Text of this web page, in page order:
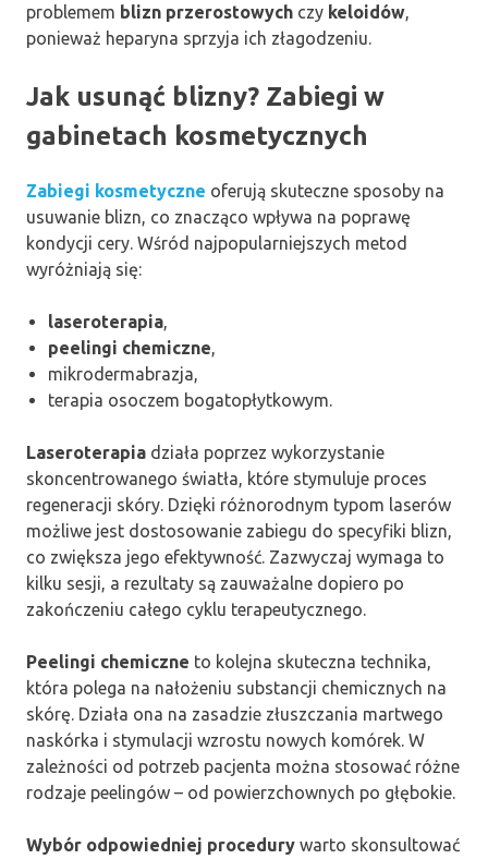
problemem blizn przerostowych czy keloidów,
ponieważ heparyna sprzyja ich złagodzeniu.
Jak usunąć blizny? Zabiegi w
gabinetach kosmetycznych
Zabiegi kosmetyczne oferują skuteczne sposoby na
usuwanie blizn, co znacząco wpływa na poprawę
kondycji cery. Wśród najpopularniejszych metod
wyróżniają się:
laseroterapia,
peelingi chemiczne,
mikrodermabrazja,
terapia osoczem bogatopłytkowym.
Laseroterapia działa poprzez wykorzystanie
skoncentrowanego światła, które stymuluje proces
regeneracji skóry. Dzięki różnorodnym typom laserów
możliwe jest dostosowanie zabiegu do specyfiki blizn,
co zwiększa jego efektywność. Zazwyczaj wymaga to
kilku sesji, a rezultaty są zauważalne dopiero po
zakończeniu całego cyklu terapeutycznego.
Peelingi chemiczne to kolejna skuteczna technika,
która polega na nałożeniu substancji chemicznych na
skórę. Działa ona na zasadzie złuszczania martwego
naskórka i stymulacji wzrostu nowych komórek. W
zależności od potrzeb pacjenta można stosować różne
rodzaje peelingów – od powierzchownych po głębokie.
Wybór odpowiedniej procedury warto skonsultować